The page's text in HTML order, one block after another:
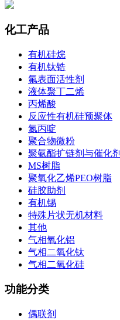
化工产品
有机硅烷
有机钛锆
氟表面活性剂
液体聚丁二烯
丙烯酸
反应性有机硅预聚体
氮丙啶
聚合物微粉
聚氨酯扩链剂与催化剂
MS树脂
聚氧化乙烯PEO树脂
硅胶助剂
有机锡
特殊片状无机材料
其他
气相氧化铝
气相二氧化钛
气相二氧化硅
功能分类
偶联剂